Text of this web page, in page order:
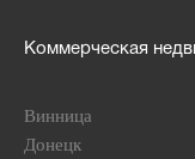
Коммерческая
Винница
Донецк